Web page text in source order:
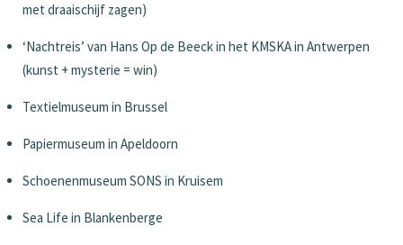
met draaischijf zagen)
‘Nachtreis’ van Hans Op de Beeck in het KMSKA in Antwerpen
(kunst + mysterie = win)
Textielmuseum in Brussel
Papiermuseum in Apeldoorn
Schoenenmuseum SONS in Kruisem
Sea Life in Blankenberge